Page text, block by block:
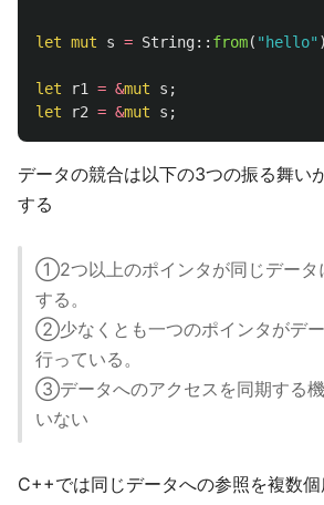
let mut s = String:: from( "hello"
let r1 = &mut s ;
let
r2 = &mut s ;
データの競合は以下の3つの振る舞い
する
①2つ以上のポインタが同じデータ
する。
②少なくとも一つのポインタがデ
行っている。
③データへのアクセスを同期する
いない
C++では同じデータへの参照を複数